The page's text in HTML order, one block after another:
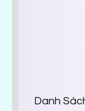
Danh